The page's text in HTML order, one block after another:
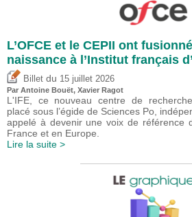
L’OFCE et le CEPII ont
naissance à l’Institut français
Billet du 15 juillet 2026
Par Antoine Bouët, Xavier Ragot
L'IFE, ce nouveau centre de
placé sous l’égide de Sciences Po,
appelé à devenir une voix de référence
France et en Europe.
Lire la suite >